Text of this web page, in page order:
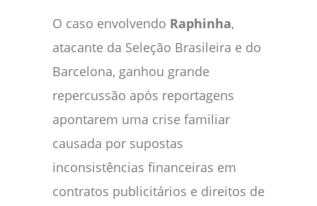
O caso envolvendo Raphinha,
atacante da Seleção Brasileira e do
Barcelona, ganhou grande
repercussão após reportagens
apontarem uma crise familiar
causada por supostas
inconsistências financeiras em
contratos publicitários e direitos de